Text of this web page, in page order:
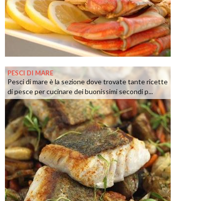
PESCI DI MARE
Pesci di mare è la sezione dove trovate tante ricette
di pesce per cucinare dei buonissimi secondi p...